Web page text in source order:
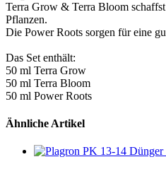
Terra Grow & Terra Bloom
Pflanzen.
Die Power Roots sorgen für eine
Das Set enthält:
50 ml Terra Grow
50 ml Terra Bloom
50 ml Power Roots
Ähnliche Artikel